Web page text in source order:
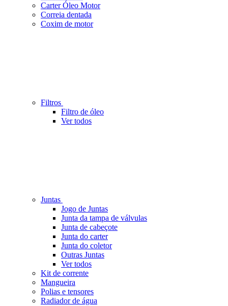
Carter Óleo Motor
Correia dentada
Coxim de motor
Filtros
Filtro de óleo
Ver todos
Juntas
Jogo de Juntas
Junta da tampa de válvulas
Junta de cabeçote
Junta do carter
Junta do coletor
Outras Juntas
Ver todos
Kit de corrente
Mangueira
Polias e tensores
Radiador de água